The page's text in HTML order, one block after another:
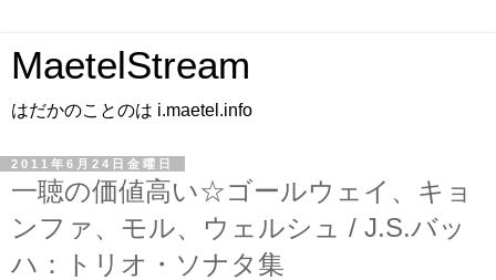
MaetelStream
はだかのことのは i.maetel.info
2011年6月24日金曜日
一聴の価値高い☆ゴールウェイ、キョ
ンファ、モル、ウェルシュ / J.S.バッ
ハ：トリオ・ソナタ集